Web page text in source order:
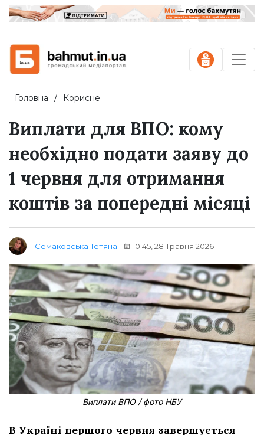
Головна Корисне
Виплати для ВПО: кому
необхідно подати заяву до
1 червня для отримання
коштів за попередні місяці
Семаковська Тетяна 10:45, 28 Травня 2026
Виплати ВПО / фото НБУ
В Україні першого червня завершується